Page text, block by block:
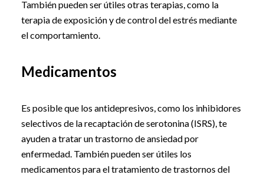
También pueden ser útiles otras terapias, como la
terapia de exposición y de control del estrés mediante
el comportamiento.
Medicamentos
Es posible que los antidepresivos, como los inhibidores
selectivos de la recaptación de serotonina (ISRS), te
ayuden a tratar un trastorno de ansiedad por
enfermedad. También pueden ser útiles los
medicamentos para el tratamiento de trastornos del